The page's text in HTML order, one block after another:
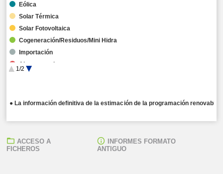
● La información definitiva de la estimación de la programación
Eólica
Solar Térmica
Solar Fotovoltaica
Cogeneración/Residuos/Mini Hidra
Importación
Almacenamiento
1/2
ACCESO A
FICHEROS
INFORMES FORMATO
ANTIGUO